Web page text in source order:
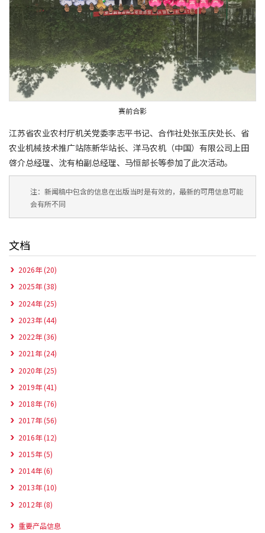
赛前合影
江苏省农业农村厅机关党委李志平书记、合作社处张玉庆处长、省
农业机械技术推广站陈新华站长、洋马农机（中国）有限公司上田
啓介总经理、沈有柏副总经理、马恒部长等参加了此次活动。
注：新闻稿中包含的信息在出版当时是有效的，最新的可用信息可能
会有所不同
文档
2026年 (20)
2025年 (38)
2024年 (25)
2023年 (44)
2022年 (36)
2021年 (24)
2020年 (25)
2019年 (41)
2018年 (76)
2017年 (56)
2016年 (12)
2015年 (5)
2014年 (6)
2013年 (10)
2012年 (8)
重要产品信息